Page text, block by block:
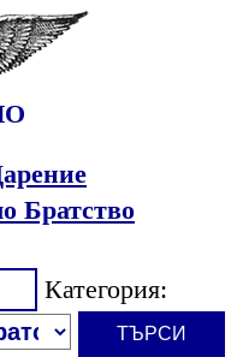
Братство
Категория: